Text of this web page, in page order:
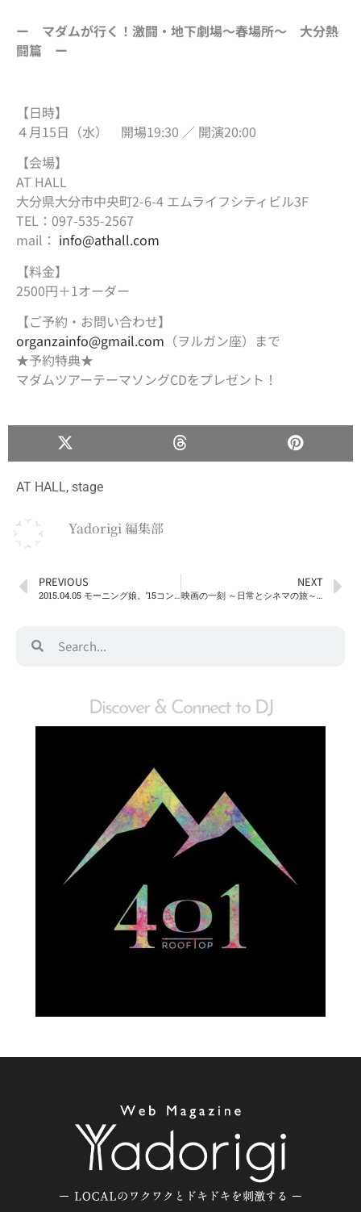
ー マダムが行く！激闘・地下劇場～春場所～ 大分熱
闘篇 ー
【日時】
４月15日（水） 開場19:30 ／ 開演20:00
【会場】
AT HALL
大分県大分市中央町2-6-4 エムライフシティビル3F
TEL：097-535-2567
mail： info@athall.com
【料金】
2500円＋1オーダー
【ご予約・お問い合わせ】
organzainfo@gmail.com （ヲルガン座）まで
★予約特典★
マダムツアーテーマソングCDをプレゼント！
AT HALL, stage
Yadorigi 編集部
PREVIOUS NEXT
Discover & Connect to DJ